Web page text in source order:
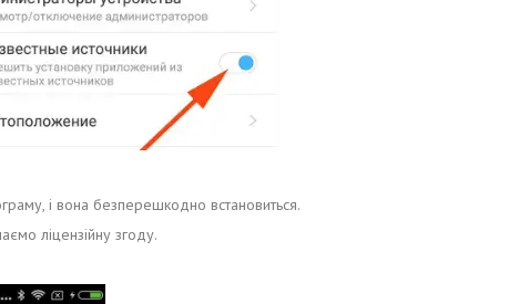
і вона безперешкодно встановиться.
ліцензійну згоду.